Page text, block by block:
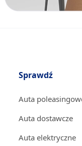
Sprawdź
Auta
Auta dostawcze
Auta elektryczne